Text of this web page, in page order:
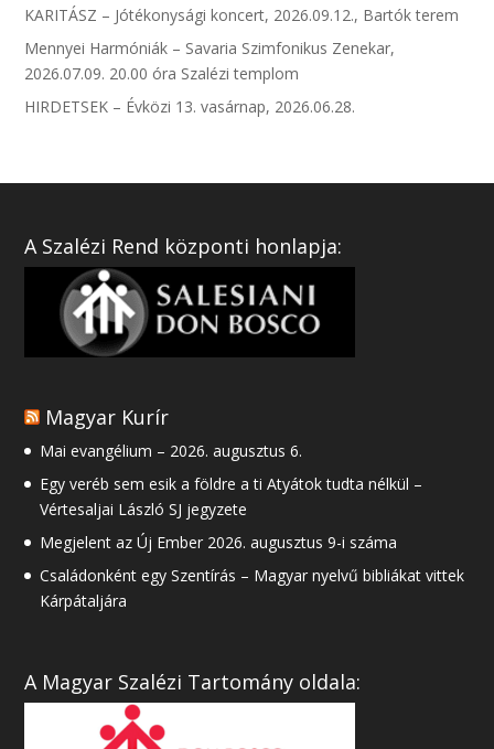
KARITÁSZ – Jótékonysági koncert, 2026.09.12., Bartók terem
Mennyei Harmóniák – Savaria Szimfonikus Zenekar,
2026.07.09. 20.00 óra Szalézi templom
HIRDETSEK – Évközi 13. vasárnap, 2026.06.28.
A Szalézi Rend központi honlapja:
Magyar Kurír
Mai evangélium – 2026. augusztus 6.
Egy veréb sem esik a földre a ti Atyátok tudta nélkül –
Vértesaljai László SJ jegyzete
Megjelent az Új Ember 2026. augusztus 9-i száma
Családonként egy Szentírás – Magyar nyelvű bibliákat vittek
Kárpátaljára
A Magyar Szalézi Tartomány oldala: